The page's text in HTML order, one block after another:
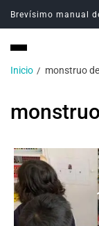
Brevísimo manual
Inicio monstruo